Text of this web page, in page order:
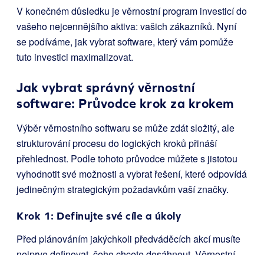
V konečném důsledku je věrnostní program investicí do
vašeho nejcennějšího aktiva: vašich zákazníků. Nyní
se podíváme, jak vybrat software, který vám pomůže
tuto investici maximalizovat.
Jak vybrat správný věrnostní
software: Průvodce krok za krokem
Výběr věrnostního softwaru se může zdát složitý, ale
strukturování procesu do logických kroků přináší
přehlednost. Podle tohoto průvodce můžete s jistotou
vyhodnotit své možnosti a vybrat řešení, které odpovídá
jedinečným strategickým požadavkům vaší značky.
Krok 1: Definujte své cíle a úkoly
Před plánováním jakýchkoli předváděcích akcí musíte